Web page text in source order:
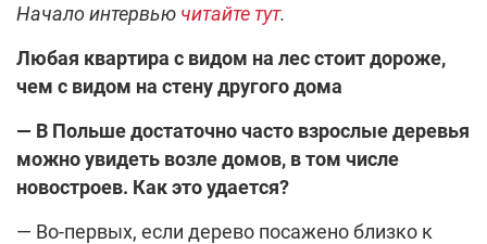
Начало интервью читайте тут.
Любая квартира с видом на лес стоит дороже,
чем с видом на стену другого дома
— В Польше достаточно часто взрослые деревья
можно увидеть возле домов, в том числе
новостроев. Как это удается?
— Во-первых, если дерево посажено близко к